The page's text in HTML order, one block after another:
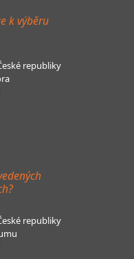
k výběru
republiky
republiky